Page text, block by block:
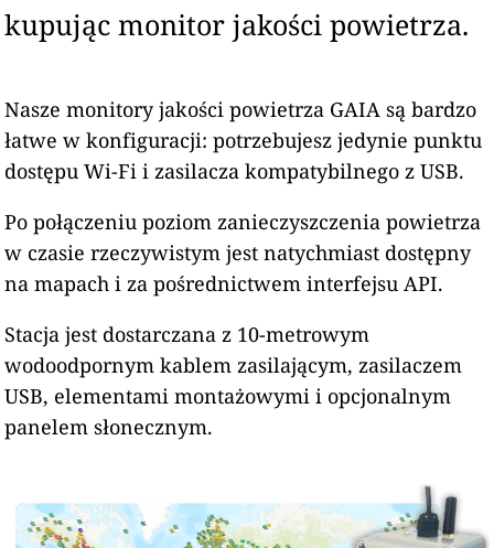
kupując monitor jakości powietrza.
Nasze monitory jakości powietrza GAIA są bardzo
łatwe w konfiguracji: potrzebujesz jedynie punktu
dostępu Wi-Fi i zasilacza kompatybilnego z USB.
Po połączeniu poziom zanieczyszczenia powietrza
w czasie rzeczywistym jest natychmiast dostępny
na mapach i za pośrednictwem interfejsu API.
Stacja jest dostarczana z 10-metrowym
wodoodpornym kablem zasilającym, zasilaczem
USB, elementami montażowymi i opcjonalnym
panelem słonecznym.